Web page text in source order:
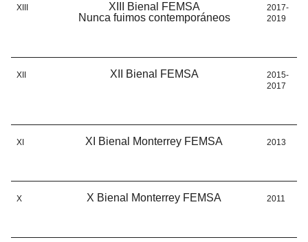
XIII
XIII Bienal FEMSA
Nunca fuimos contemporáneos
2017-
2019
XII XII Bienal FEMSA
2015-
2017
XI XI Bienal Monterrey FEMSA 2013
X X Bienal Monterrey FEMSA 2011